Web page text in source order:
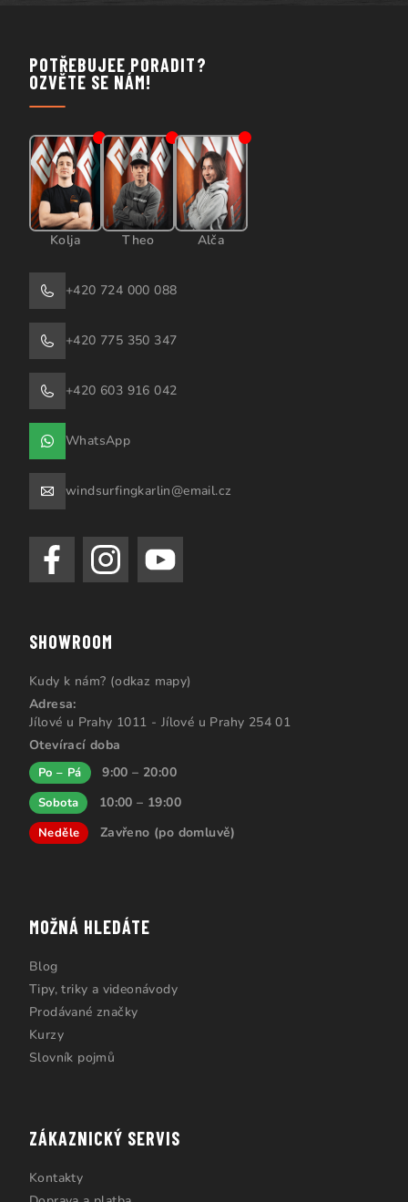
POTŘEBUJEE PORADIT?
OZVĚTE SE NÁM!
Kolja Theo Alča
+420 724 000 088
+420 775 350 347
+420 603 916 042
WhatsApp
windsurfingkarlin@email.cz
SHOWROOM
Kudy k nám? (odkaz mapy)
Adresa:
Jílové u Prahy 1011 - Jílové u Prahy 254 01
Otevírací doba
Po – Pá 9:00 – 20:00
Sobota 10:00 – 19:00
Neděle Zavřeno (po domluvě)
MOŽNÁ HLEDÁTE
Blog
Tipy, triky a videonávody
Prodávané značky
Kurzy
Slovník pojmů
ZÁKAZNICKÝ SERVIS
Kontakty